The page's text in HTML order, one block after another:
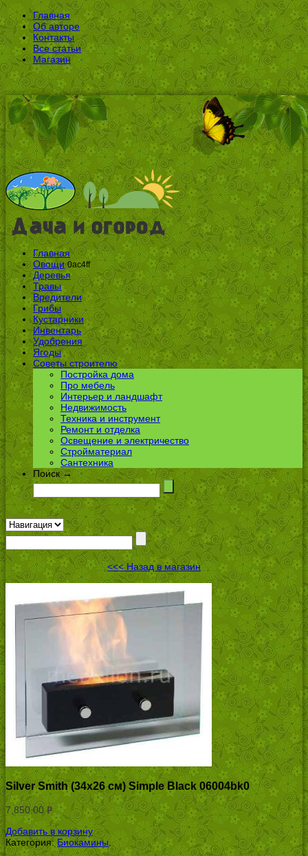
Главная
Об авторе
Контакты
Все статьи
Магазин
Главная
Овощи 0ac4ff
Деревья
Травы
Вредители
Грибы
Кустарники
Инвентарь
Удобрения
Ягоды
Советы строителю
Постройка дома
Про мебель
Интерьер и ландшафт
Недвижимость
Техника и инструмент
Ремонт и отделка
Освещение и электричество
Стройматериал
Сантехника
Поиск →
<<< Назад в магазин
Silver Smith (34х26 см) Simple Black 06004bk0
7,850.00Р
УБ.
Добавить в корзину
Категория: Биокамины